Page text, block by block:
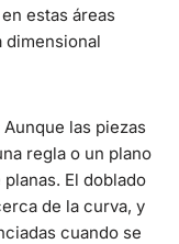
estas áreas
dimensional
Aunque las piezas
regla o un plano
El doblado
de la curva, y
cuando se